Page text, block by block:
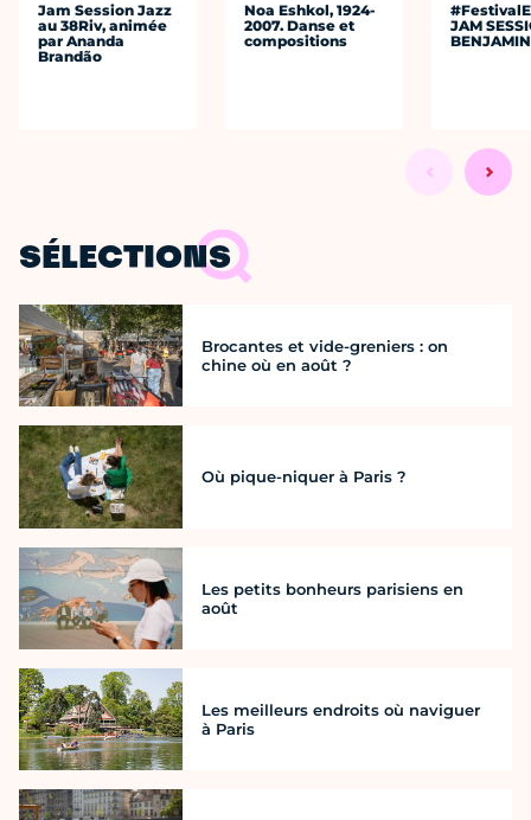
Jam Session Jazz
au 38Riv, animée
par Ananda
Brandão
Noa Eshkol, 1924-
2007. Danse et
compositions
JAM
SÉLECTIONS
Brocantes et vide-greniers : on
chine où en août ?
Où pique-niquer à Paris ?
Les petits bonheurs parisiens en
août
Les meilleurs endroits où naviguer
à Paris